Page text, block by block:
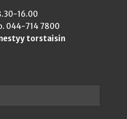
16.00
044-714 7800
torstaisin